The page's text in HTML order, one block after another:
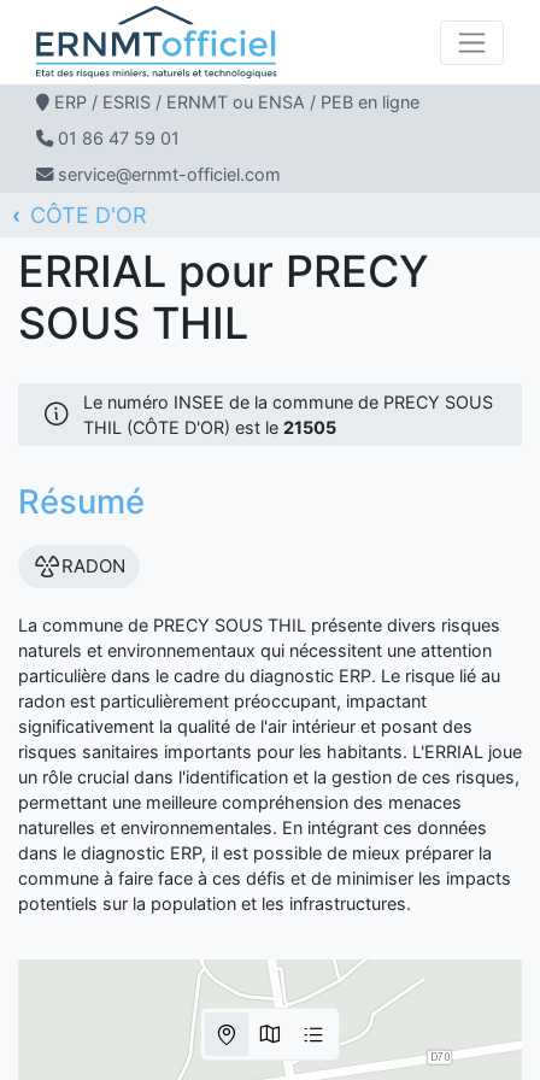
ERP / ESRIS / ERNMT ou ENSA / PEB en ligne
01 86 47 59 01
service@ernmt-officiel.com
ERNMT Officiel
ERRIAL
CÔTE D'OR
PRECY SOUS THIL
ERRIAL pour PRECY
SOUS THIL
Le numéro INSEE de la commune de PRECY SOUS
THIL (CÔTE D'OR) est le 21505
Résumé
RADON
La commune de PRECY SOUS THIL présente divers risques
naturels et environnementaux qui nécessitent une attention
particulière dans le cadre du diagnostic ERP. Le risque lié au
radon est particulièrement préoccupant, impactant
significativement la qualité de l'air intérieur et posant des
risques sanitaires importants pour les habitants. L'ERRIAL joue
un rôle crucial dans l'identification et la gestion de ces risques,
permettant une meilleure compréhension des menaces
naturelles et environnementales. En intégrant ces données
dans le diagnostic ERP, il est possible de mieux préparer la
commune à faire face à ces défis et de minimiser les impacts
potentiels sur la population et les infrastructures.